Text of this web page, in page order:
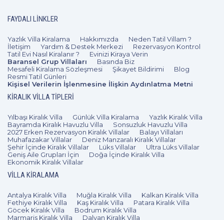
FAYDALI LINKLER
Yazlık Villa Kiralama Hakkımızda
Neden Tatil Villam ?
İletişim
Yardım & Destek Merkezi
Rezervasyon Kontrol
Tatil Evi Nasıl Kiralanır ?
Evinizi Kiraya Verin
Baransel Grup Villaları
Basında Biz
Mesafeli Kiralama Sözleşmesi
Şikayet Bildirimi
Blog
Resmi Tatil Günleri
Kişisel Verilerin İşlenmesine İlişkin Aydınlatma Metni
KIRALIK VILLA TIPLERI
Yılbaşı Kiralık Villa Günlük Villa Kiralama
Yazlık Kiralık Villa
Bayramda Kiralık Havuzlu Villa
Sonsuzluk Havuzlu Villa
2027 Erken Rezervasyon Kiralık Villalar
Balayı Villaları
Muhafazakar Villalar
Deniz Manzaralı Kiralık Villalar
Şehir İçinde Kiralık Villalar
Lüks Villalar
Ultra Lüks Villalar
Geniş Aile Grupları İçin
Doğa İçinde Kiralık Villa
Ekonomik Kiralık Villalar
VILLA KIRALAMA
Antalya Kiralık Villa Muğla Kiralık Villa
Kalkan Kiralık Villa
Fethiye Kiralık Villa
Kaş Kiralık Villa
Patara Kiralık Villa
Göcek Kiralık Villa
Bodrum Kiralık Villa
Marmaris Kiralık Villa
Dalyan Kiralık Villa